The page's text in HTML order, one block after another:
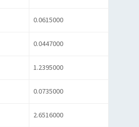
0.0615000
0.0447000
1.2395000
0.0735000
2.6516000